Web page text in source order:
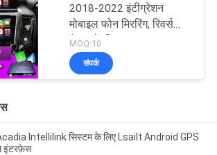
2018-2022 इंटीग्रेशन
मोबाइल फोन मिररिंग, रिवर्स
कैमरा के लिए Lsailt Apple
CarPlay Android Auto
मॉड्यूल
MOQ:10
संपर्क
Intellilink सिस्टम के लिए Lsailt Android GPS
इंटरफ़ेस